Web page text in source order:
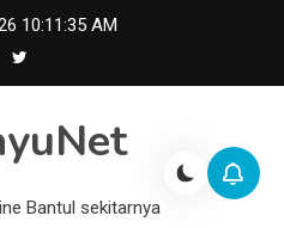
10:11:35 AM
Bantul sekitarnya